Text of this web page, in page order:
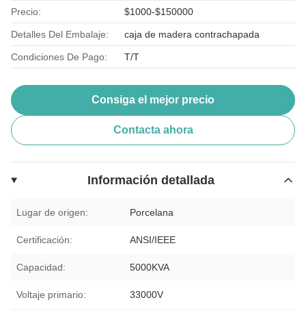
Precio: $1000-$150000
Detalles Del Embalaje: caja de madera contrachapada
Condiciones De Pago: T/T
Consiga el mejor precio
Contacta ahora
Información detallada
Lugar de origen: Porcelana
Certificación: ANSI/IEEE
Capacidad: 5000KVA
Voltaje primario: 33000V